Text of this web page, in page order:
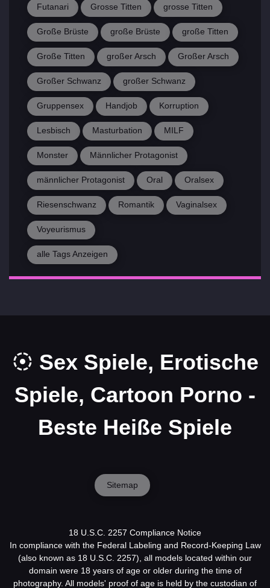
Futanari Grosse Titten grosse Titten
Große Brüste große Brüste große Titten
Große Titten großer Arsch Großer Arsch
Großer Schwanz großer Schwanz
Gruppensex Handjob Korruption
Lesbisch Masturbation MILF
Monster Männlicher Protagonist
männlicher Protagonist Oral Oralsex
Riesenschwanz Romantik Vaginalsex
Voyeurismus
alle Tags Anzeigen
Sex Spiele, Erotische
Spiele, Cartoon Porno -
Beste Heiße Spiele
Sitemap
18 U.S.C. 2257 Compliance Notice
In compliance with the Federal Labeling and Record-Keeping Law
(also known as 18 U.S.C. 2257), all models located within our
domain were 18 years of age or older during the time of
photography. All models' proof of age is held by the custodian of